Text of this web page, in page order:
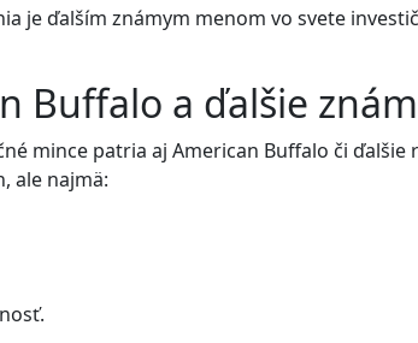
je ďalším známym menom vo svete
Buffalo a ďalšie
mince patria aj American Buffalo či
ale najmä: